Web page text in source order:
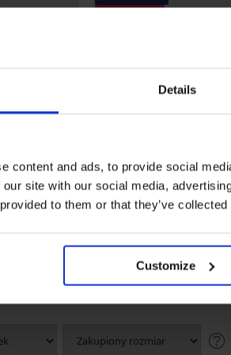
Details
content and ads, to provide social
site with our social media,
to them or that they’ve
Customize
kąpielowego
Majtki od stroju
30,96 zł kod: SUN20
od
4
2